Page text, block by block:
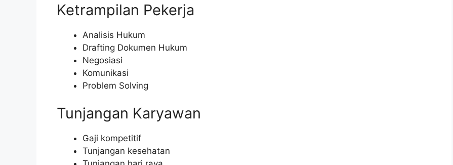
Ketrampilan Pekerja
Analisis Hukum
Drafting Dokumen Hukum
Negosiasi
Komunikasi
Problem Solving
Tunjangan Karyawan
Gaji kompetitif
Tunjangan kesehatan